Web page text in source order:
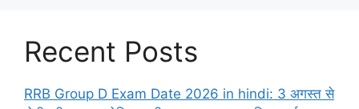
Recent Posts
RRB Group D Exam Date 2026 in hindi: 3 अगस्त से